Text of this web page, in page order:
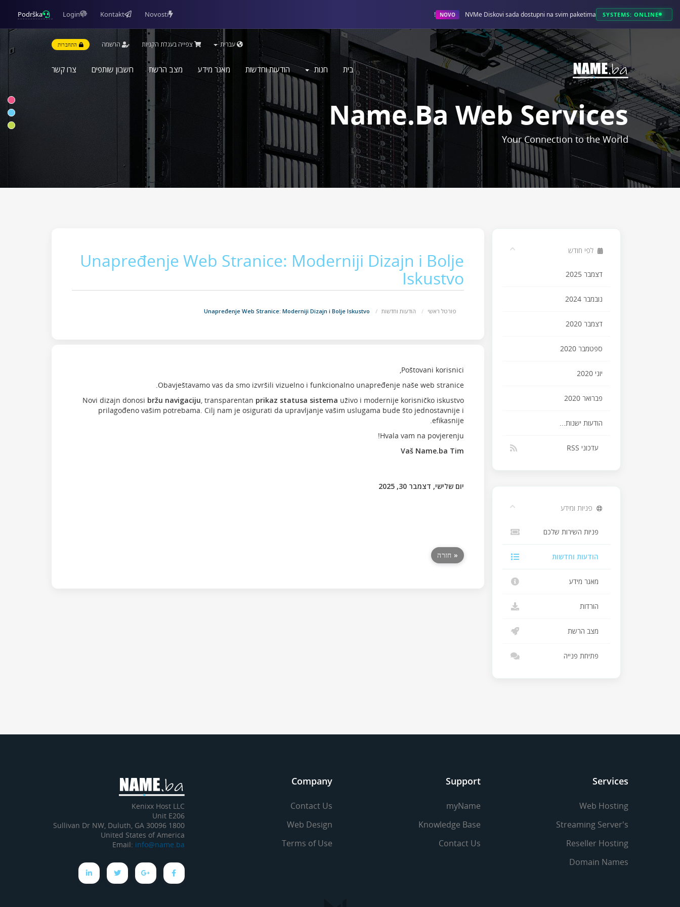
SYSTEMS: ONLINE
NOVO NVMe Diskovi sada dostupni na svim paketima!
Novosti
Kontakt
Login
Podrška
עברית צפייה בעגלת הקניות הרשמה התחברות
בית חנות הודעות וחדשות מאגר מידע מצב הרשת חשבון שותפים צרו קשר
Name.ba Web Services
Your Connection to the World
Unapređenje Web Stranice: Moderniji Dizajn i Bolje
Iskustvo
פורטל ראשי הודעות וחדשות
לפי חודש
דצמבר 2025
נובמבר 2024
דצמבר 2020
ספטמבר 2020
יוני 2020
פברואר 2020
הודעות ישנות...
עדכוני RSS
Poštovani korisnici,
Obavještavamo vas da smo izvršili vizuelno i funkcionalno unapređenje naše web stranice.
Novi dizajn donosi bržu navigaciju, transparentan prikaz statusa sistema uživo i modernije korisničko iskustvo
prilagođeno vašim potrebama. Cilj nam je osigurati da upravljanje vašim uslugama bude što jednostavnije i
efikasnije.
Hvala vam na povjerenju!
Vaš Name.ba Tim
יום שלישי, דצמבר 30, 2025
« חזרה
פניות ומידע
פניות השירות שלכם
הודעות וחדשות
מאגר מידע
הורדות
מצב הרשת
פתיחת פנייה
Services
Web Hosting
Streaming Server's
Reseller Hosting
Domain Names
Support
myName
Knowledge Base
Contact Us
Company
Contact Us
Web Design
Terms of Use
Kenixx Host LLC
Unit E206
1800 Sullivan Dr NW, Duluth, GA 30096
United States of America
Email: info@name.ba